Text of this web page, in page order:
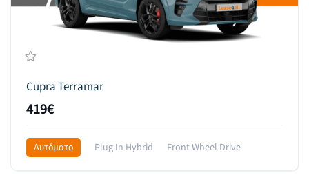
Cupra Terramar
419€
Αυτόματο Plug In Hybrid
Front Wheel Drive